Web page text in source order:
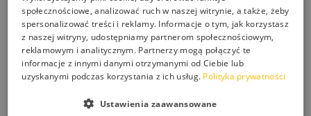
SPOSÓB APLIKACJI
Oczyścić i osuszyć powierzchnie kolektora
słonecznego lub panela fotowoltaicznego, im lepiej
trwalsza i skuteczniejsza.
społecznościowe, analizować ruch w naszej witrynie, a także, żeby
spersonalizować treści i reklamy. Informacje o tym, jak korzystasz
z naszej witryny, udostępniamy partnerom społecznościowym,
reklamowym i analitycznym. Partnerzy mogą połączyć te
informacje z innymi danymi otrzymanymi od Ciebie lub
uzyskanymi podczas korzystania z ich usług. Polityka prywatności
Ustawienia zaawansowane